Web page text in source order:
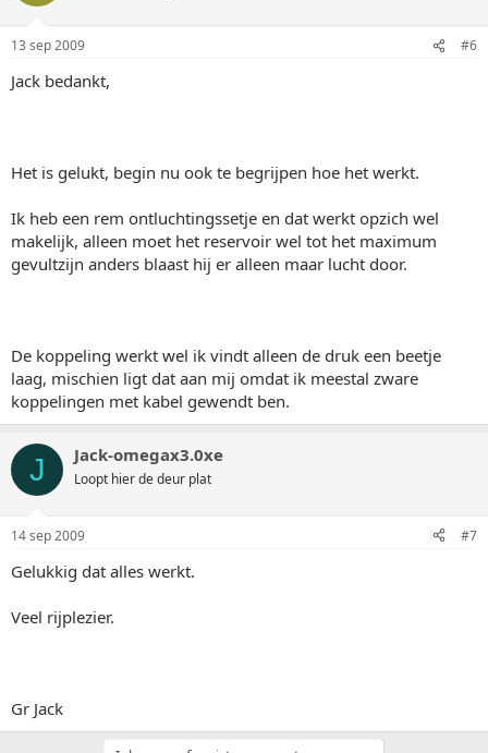
13 sep 2009 #6
Jack bedankt,
Het is gelukt, begin nu ook te begrijpen hoe het werkt.
Ik heb een rem ontluchtingssetje en dat werkt opzich wel
makelijk, alleen moet het reservoir wel tot het maximum
gevultzijn anders blaast hij er alleen maar lucht door.
De koppeling werkt wel ik vindt alleen de druk een beetje
laag, mischien ligt dat aan mij omdat ik meestal zware
koppelingen met kabel gewendt ben.
J Jack-omegax3.0xe
Loopt hier de deur plat
14 sep 2009 #7
Gelukkig dat alles werkt.
Veel rijplezier.
Gr Jack